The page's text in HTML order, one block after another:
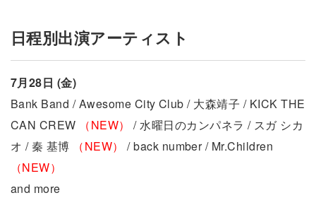
日程別出演アーティスト
7月28日 (金)
Bank Band / Awesome City Club / 大森靖子 / KICK THE
CAN CREW
（NEW）
/ 水曜日のカンパネラ / スガ シカ
オ / 秦 基博
（NEW）
/ back number / Mr.Children
（NEW）
and more